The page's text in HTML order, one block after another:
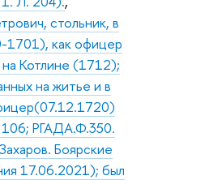
стольник, в
1701), как офицер
Котлине (1712);
на житье и в
РГАДА.Ф.350.
Боярские
17.06.2021); был